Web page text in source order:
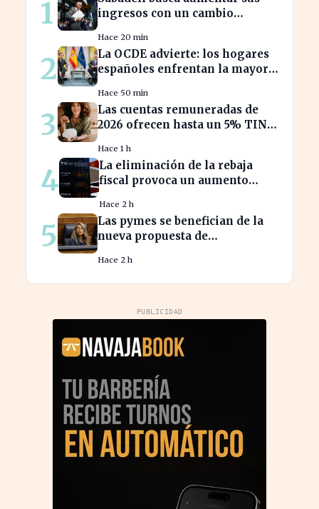
1
ingresos con un cambio
Hace 20 min
2
La OCDE advierte: los hogares
españoles enfrentan la mayor
Hace 50 min
3
Las cuentas remuneradas de
2026 ofrecen hasta un 5% TIN:
Hace 1 h
4
La eliminación de la rebaja
fiscal provoca un aumento
carburante este verano
Hace 2 h
5
Las pymes se benefician de la
nueva propuesta de
Hace 2 h
PUBLICIDAD